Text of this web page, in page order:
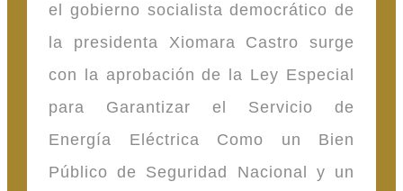
el gobierno socialista democrático de
la presidenta Xiomara Castro surge
con la aprobación de la Ley Especial
para Garantizar el Servicio de
Energía Eléctrica Como un Bien
Público de Seguridad Nacional y un